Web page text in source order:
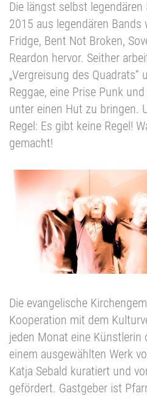
Die längst selbst legendären
2015 aus legendären Bands
Fridge, Bent Not Broken,
Reardon hervor. Seither
„Vergreisung des Quadrats“
Reggae, eine Prise Punk
unter einen Hut zu bringen.
Regel: Es gibt keine Regel!
gemacht!
Die evangelische
Kooperation mit dem
jeden Monat eine
einem ausgewählten Werk
Katja Sebald kuratiert und
gefördert. Gastgeber ist